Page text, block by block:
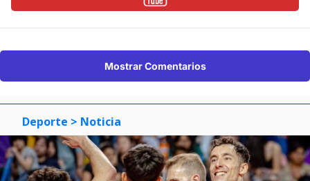
Mostrar Comentarios
Deporte > Noticia